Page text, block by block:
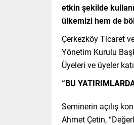
etkin şekilde
ülkemizi hem de
Çerkezköy Ticaret
Yönetim Kurulu
Üyeleri ve üyeler
“BU
Seminerin açılış
Ahmet Çetin,